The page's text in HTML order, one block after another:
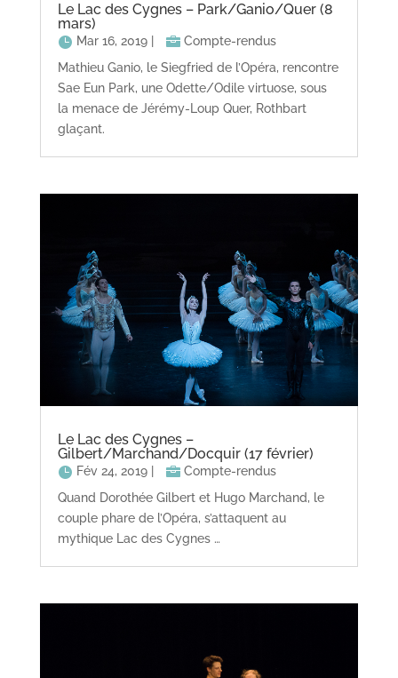
Le Lac des Cygnes – Park/Ganio/Quer (8
mars)
Mar 16, 2019|
Compte-rendus
Mathieu Ganio, le Siegfried de l’Opéra, rencontre
Sae Eun Park, une Odette/Odile virtuose, sous
la menace de Jérémy-Loup Quer, Rothbart
glaçant.
Le Lac des Cygnes –
Gilbert/Marchand/Docquir (17 février)
Fév 24, 2019|
Compte-rendus
Quand Dorothée Gilbert et Hugo Marchand, le
couple phare de l’Opéra, s’attaquent au
mythique Lac des Cygnes …